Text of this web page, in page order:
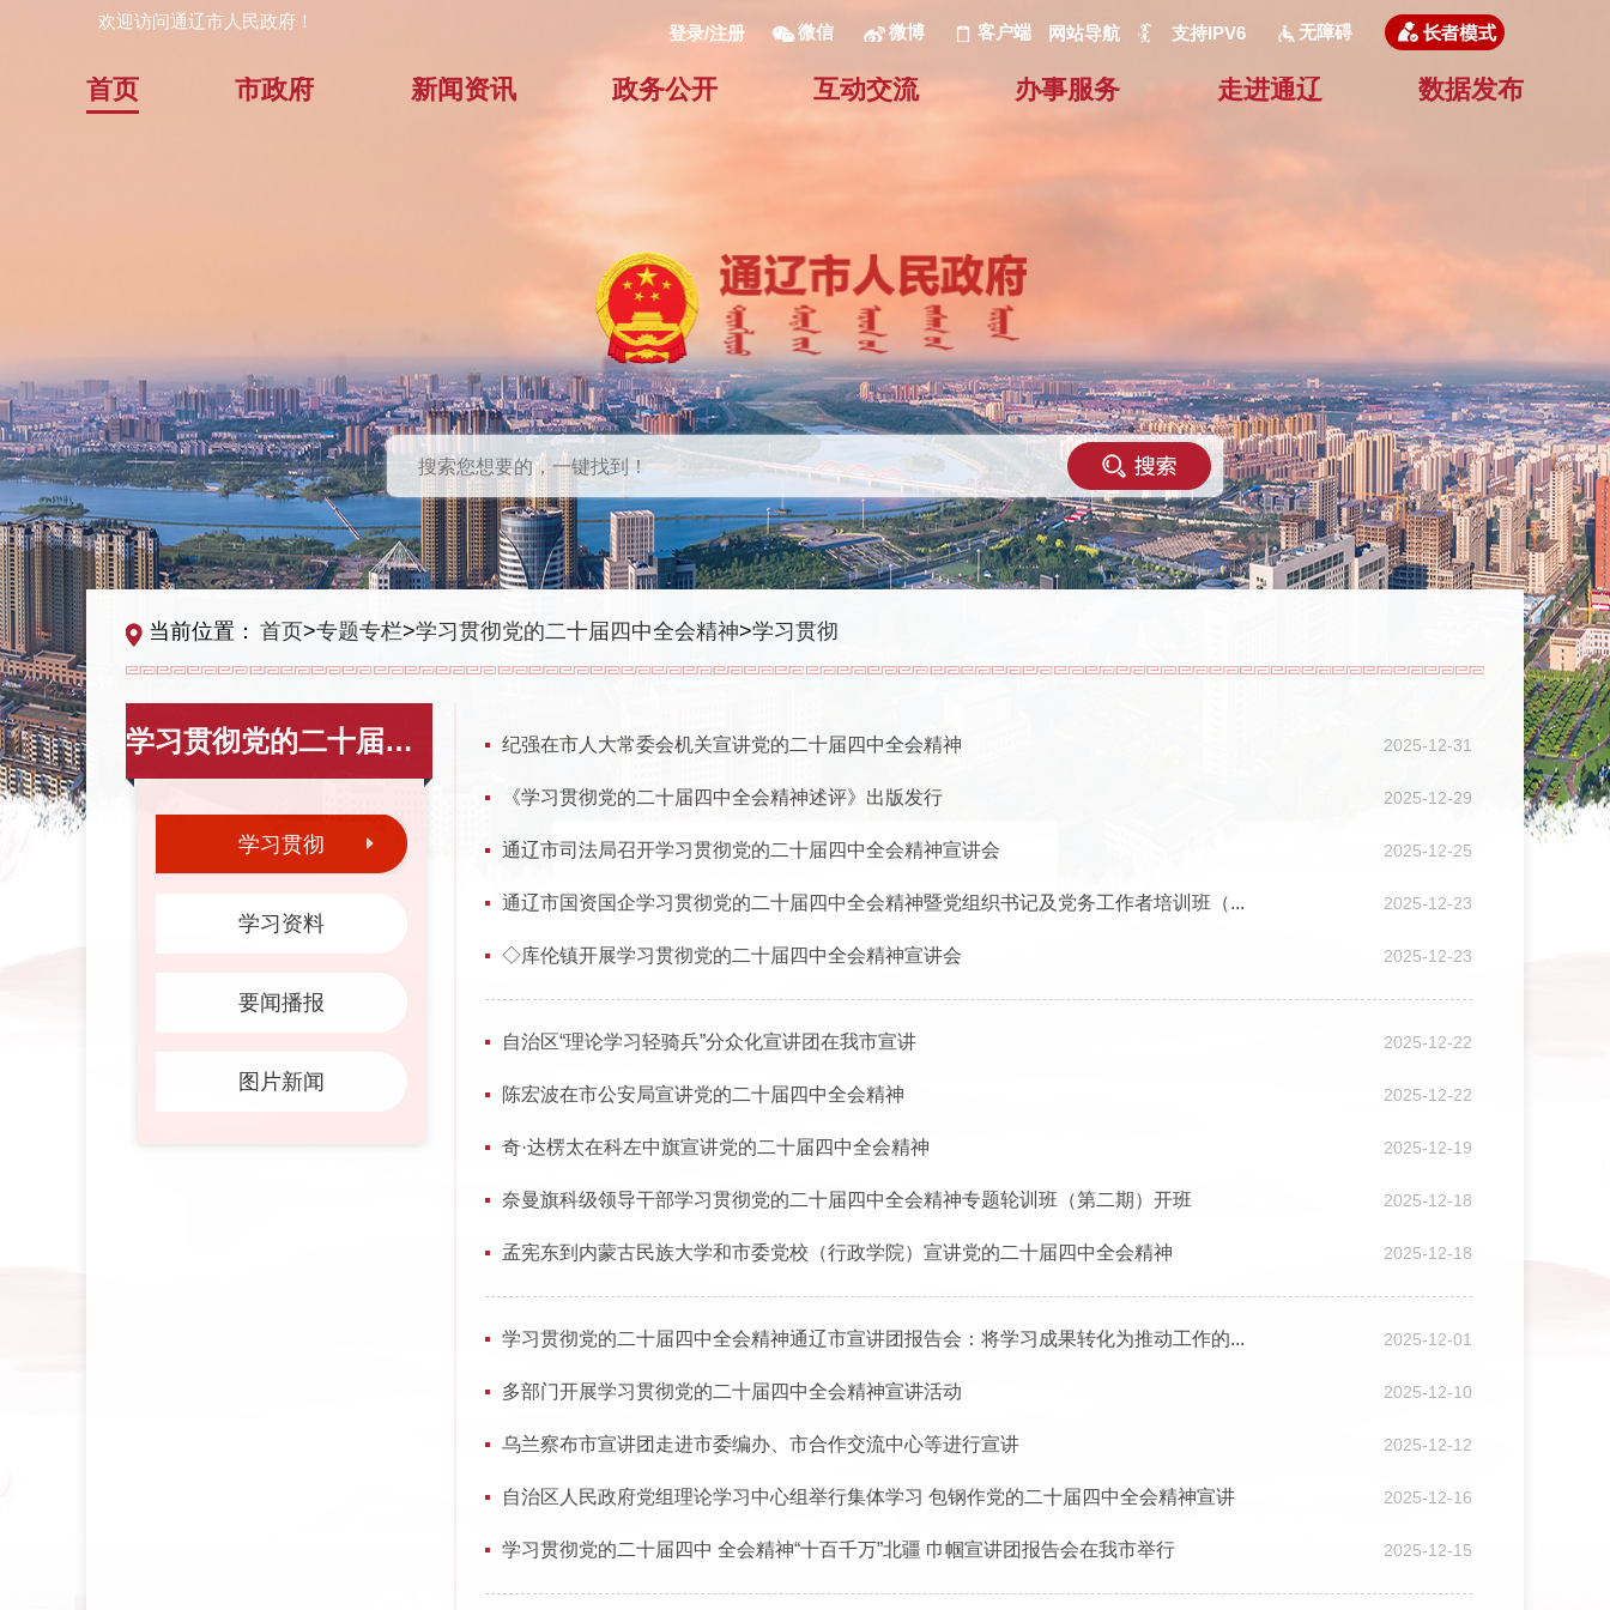
欢迎访问通辽市人民政府！
登录/注册 微信 微博 客户端 网站导航 支持IPV6 无障碍
首页 市政府 新闻资讯 政务公开 互动交流 办事服务 走进通辽 数据发布
当前位置： 首页>专题专栏>学习贯彻党的二十届四中全会精神>学习贯彻
学习贯彻党的二十届四中全会精神
学习贯彻
学习资料
要闻播报
图片新闻
纪强在市人大常委会机关宣讲党的二十届四中全会精神 2025-12-31
《学习贯彻党的二十届四中全会精神述评》出版发行 2025-12-29
通辽市司法局召开学习贯彻党的二十届四中全会精神宣讲会 2025-12-25
通辽市国资国企学习贯彻党的二十届四中全会精神暨党组织书记及党务工作者培训班（... 2025-12-23
◇库伦镇开展学习贯彻党的二十届四中全会精神宣讲会 2025-12-23
自治区“理论学习轻骑兵”分众化宣讲团在我市宣讲 2025-12-22
陈宏波在市公安局宣讲党的二十届四中全会精神 2025-12-22
奇·达楞太在科左中旗宣讲党的二十届四中全会精神 2025-12-19
奈曼旗科级领导干部学习贯彻党的二十届四中全会精神专题轮训班（第二期）开班 2025-12-18
孟宪东到内蒙古民族大学和市委党校（行政学院）宣讲党的二十届四中全会精神 2025-12-18
学习贯彻党的二十届四中全会精神通辽市宣讲团报告会：将学习成果转化为推动工作的... 2025-12-01
多部门开展学习贯彻党的二十届四中全会精神宣讲活动 2025-12-10
乌兰察布市宣讲团走进市委编办、市合作交流中心等进行宣讲 2025-12-12
自治区人民政府党组理论学习中心组举行集体学习 包钢作党的二十届四中全会精神宣讲 2025-12-16
学习贯彻党的二十届四中 全会精神“十百千万”北疆 巾帼宣讲团报告会在我市举行 2025-12-15